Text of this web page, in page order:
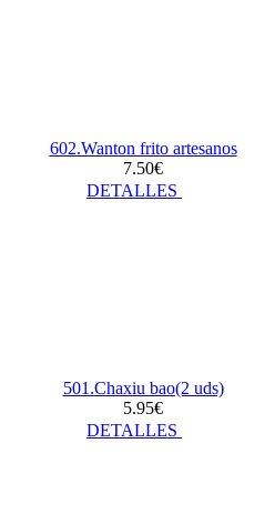
602.Wanton frito artesanos
7.50€
DETALLES
501.Chaxiu bao(2 uds)
5.95€
DETALLES